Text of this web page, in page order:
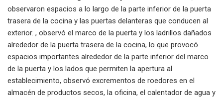
observaron espacios a lo largo de la parte inferior de la puerta
trasera de la cocina y las puertas delanteras que conducen al
exterior. , observó el marco de la puerta y los ladrillos dañados
alrededor de la puerta trasera de la cocina, lo que provocó
espacios importantes alrededor de la parte inferior del marco
de la puerta y los lados que permiten la apertura al
establecimiento, observó excrementos de roedores en el
almacén de productos secos, la oficina, el calentador de agua y